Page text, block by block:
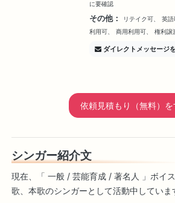
に要確認
その他： リテイク可、 英語
利用可、
商用利用可、 権利譲
ダイレクトメッセージ
依頼見積もり（無料）を
シンガー紹介文
現在、「 一般 / 芸能育成 / 著名人 」ボイ
歌、本歌のシンガーとして活動中していま